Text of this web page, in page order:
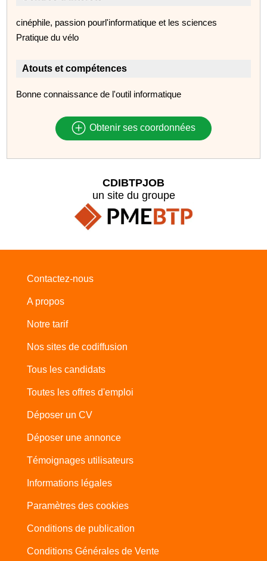
cinéphile, passion pourl'informatique et les sciences
Pratique du vélo
Atouts et compétences
Bonne connaissance de l'outil informatique
Obtenir ses coordonnées
CDIBTPJOB
un site du groupe
Contactez-nous
A propos
Notre tarif
Nos sites de codiffusion
Tous les candidats
Toutes les offres d'emploi
Déposer un CV
Déposer une annonce
Témoignages utilisateurs
Informations légales
Paramètres des cookies
Conditions de publication
Conditions Générales de Vente